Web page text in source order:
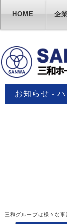
HOME 企
お知らせ -
三和グループは様々な